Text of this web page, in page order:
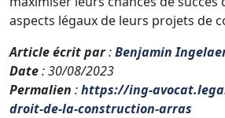
aspects légaux de leurs projets de
Article écrit par:Benjamin
Date: 30/08/2023
Permalien :https://ing-
droit-de-la-construction-arras